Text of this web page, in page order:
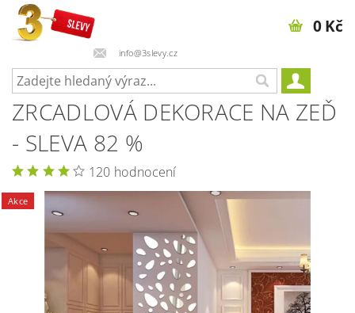
info@3slevy.cz
0 Kč
ZRCADLOVÁ DEKORACE NA ZEĎ
- SLEVA 82 %
120 hodnocení
Akce